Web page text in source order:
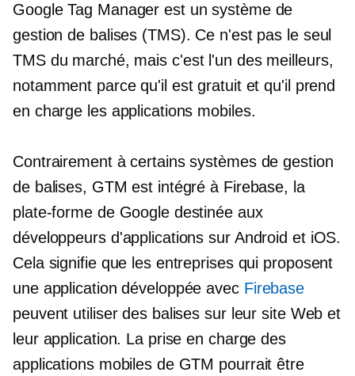
Google Tag Manager est un système de
gestion de balises (TMS). Ce n'est pas le seul
TMS du marché, mais c'est l'un des meilleurs,
notamment parce qu'il est gratuit et qu'il prend
en charge les applications mobiles.
Contrairement à certains systèmes de gestion
de balises, GTM est intégré à Firebase, la
plate-forme de Google destinée aux
développeurs d'applications sur Android et iOS.
Cela signifie que les entreprises qui proposent
une application développée avec Firebase
peuvent utiliser des balises sur leur site Web et
leur application. La prise en charge des
applications mobiles de GTM pourrait être